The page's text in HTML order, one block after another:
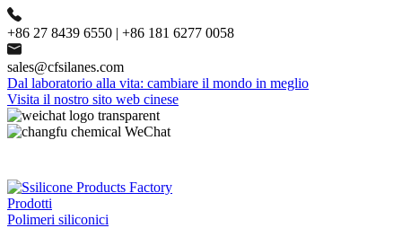
+86 27 8439 6550 | +86 181 6277 0058
sales@cfsilanes.com
Dal laboratorio alla vita: cambiare il mondo in meglio
Visita il nostro sito web cinese
Prodotti
Polimeri siliconici